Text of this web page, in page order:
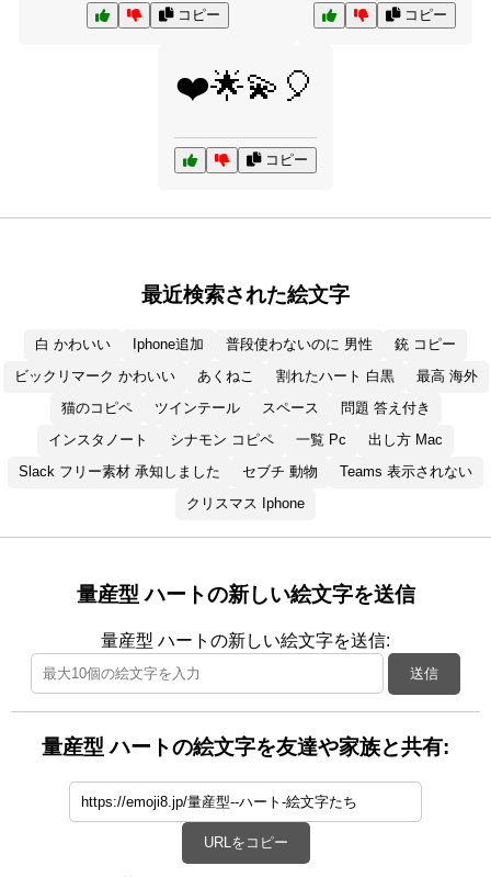
コピー コピー
❤️🌟💫🎈
コピー
最近検索された絵文字
白 かわいい Iphone追加 普段使わないのに 男性
銃 コピー
ビックリマーク かわいい
あくねこ 割れたハート 白黒
最高 海外
猫のコピペ
ツインテール スペース
問題 答え付き
インスタノート
シナモン コピペ 一覧 Pc
出し方 Mac
Slack フリー素材 承知しました
セブチ 動物
Teams 表示されない
クリスマス Iphone
量産型 ハートの新しい絵文字を送信
量産型 ハートの新しい絵文字を送信:
送信
量産型 ハートの絵文字を友達や家族と共有:
URLをコピー